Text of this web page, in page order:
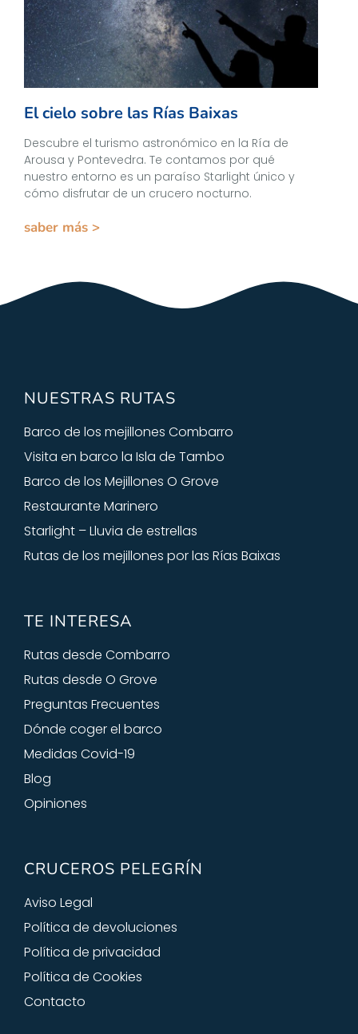
El cielo sobre las Rías Baixas
Descubre el turismo astronómico en la Ría de
Arousa y Pontevedra. Te contamos por qué
nuestro entorno es un paraíso Starlight único y
cómo disfrutar de un crucero nocturno.
saber más >
NUESTRAS RUTAS
Barco de los mejillones Combarro
Visita en barco la Isla de Tambo
Barco de los Mejillones O Grove
Restaurante Marinero
Starlight – Lluvia de estrellas
Rutas de los mejillones por las Rías Baixas
TE INTERESA
Rutas desde Combarro
Rutas desde O Grove
Preguntas Frecuentes
Dónde coger el barco
Medidas Covid-19
Blog
Opiniones
CRUCEROS PELEGRÍN
Aviso Legal
Política de devoluciones
Política de privacidad
Política de Cookies
Contacto